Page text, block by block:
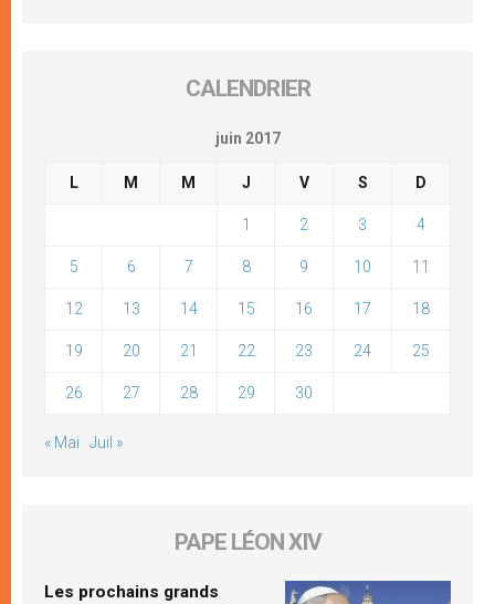
CALENDRIER
juin 2017
L M M J V S D
1 2 3 4
5 6 7 8 9 10 11
12 13 14 15 16 17 18
19 20 21 22 23 24 25
26 27 28 29 30
« Mai Juil »
PAPE LÉON XIV
Les prochains grands